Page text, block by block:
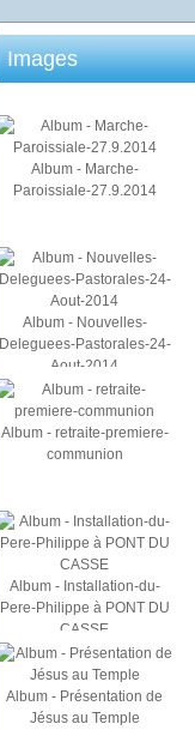
Images
Album - Marche-
Paroissiale-27.9.2014
Album - Nouvelles-
Deleguees-Pastorales-24-
Aout-2014
Album - retraite-premiere-
communion
Album - Installation-du-
Pere-Philippe à PONT DU
CASSE
Album - Présentation de
Jésus au Temple